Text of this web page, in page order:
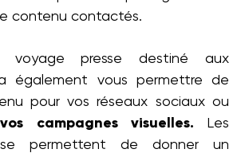
contenu contactés.
voyage presse destiné aux
également vous permettre de
pour vos réseaux sociaux ou
vos campagnes visuelles.
Les
permettent de donner un